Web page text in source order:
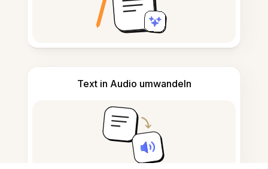
Text in Audio umwandeln